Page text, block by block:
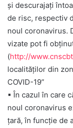
și descurajați
de risc, respectiv
noul coronavirus.
vizate pot fi
(http://
localităților din
COVID-19”
▪ În cazul în care
noul coronavirus
țară, în funcție de